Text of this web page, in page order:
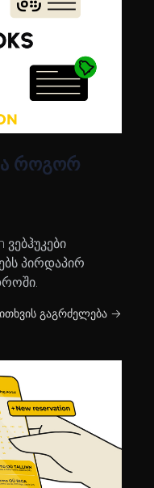
როგორ
ვებჰუკები
პირდაპირ
გაგრძელება →